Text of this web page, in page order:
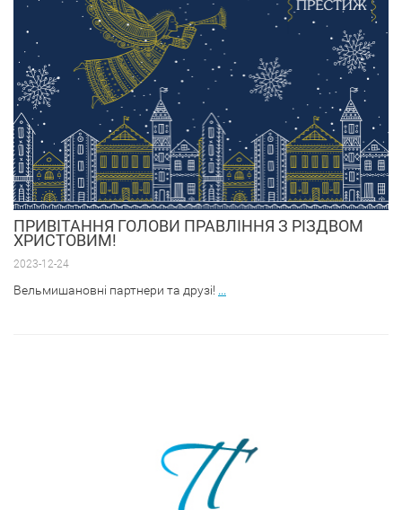
ПРИВІТАННЯ ГОЛОВИ ПРАВЛІННЯ З РІЗДВОМ
ХРИСТОВИМ!
2023-12-24
Вельмишановні партнери та друзі! ...